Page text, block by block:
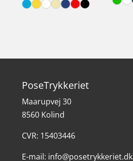
PoseTrykkeriet
Maarupvej 30
8560 Kolind
CVR: 15403446
E-mail: info@posetrykkeriet.dk